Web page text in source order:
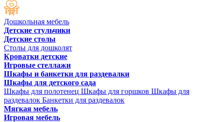
Дошкольная мебель
Детские стульчики
Детские столы
Столы для дошколят
Кроватки детские
Игровые стеллажи
Шкафы и банкетки для раздевалки
Шкафы для детского сада
Шкафы для полотенец Шкафы для горшков Шкафы для
раздевалок Банкетки для раздевалок
Мягкая мебель
Игровая мебель